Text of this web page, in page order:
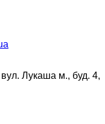
Лукаша м., буд. 4,